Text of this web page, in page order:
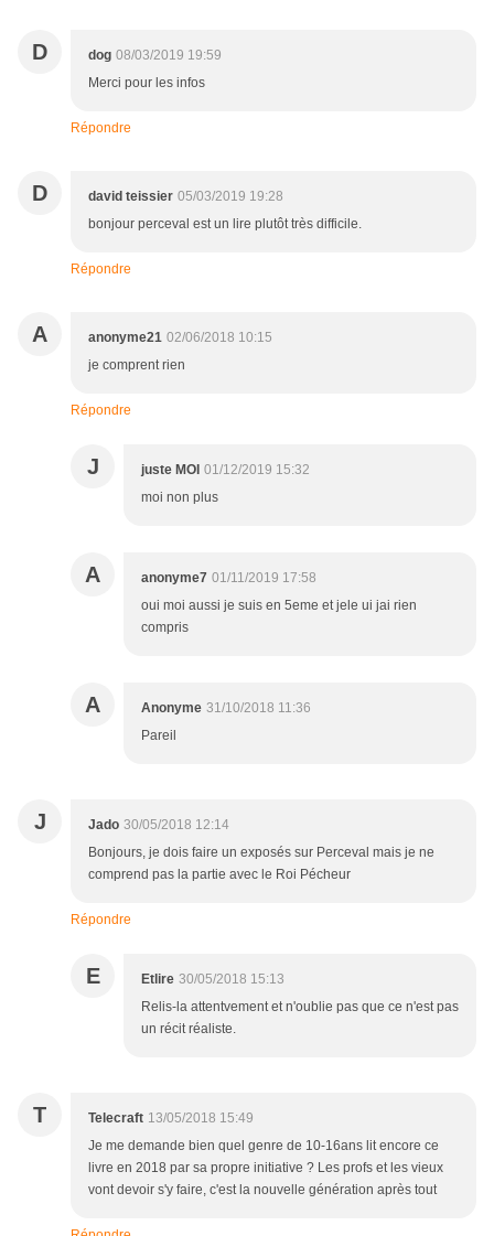
D dog 08/03/2019 19:59
Merci pour les infos
Répondre
D david teissier 05/03/2019 19:28
bonjour perceval est un lire plutôt très difficile.
Répondre
A anonyme21 02/06/2018 10:15
je comprent rien
Répondre
J juste MOI 01/12/2019 15:32
moi non plus
A anonyme7 01/11/2019 17:58
oui moi aussi je suis en 5eme et jele ui jai rien
compris
A Anonyme 31/10/2018 11:36
Pareil
J Jado 30/05/2018 12:14
Bonjours, je dois faire un exposés sur Perceval mais je ne
comprend pas la partie avec le Roi Pécheur
Répondre
E Etlire 30/05/2018 15:13
Relis-la attentvement et n'oublie pas que ce n'est pas
un récit réaliste.
T Telecraft 13/05/2018 15:49
Je me demande bien quel genre de 10-16ans lit encore ce
livre en 2018 par sa propre initiative ? Les profs et les vieux
vont devoir s'y faire, c'est la nouvelle génération après tout